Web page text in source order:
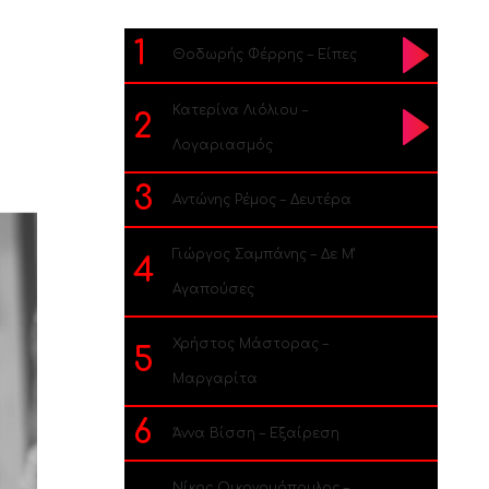
1 Θοδωρής Φέρρης – Είπες
2 Κατερίνα Λιόλιου –
Λογαριασμός
3 Αντώνης Ρέμος – Δευτέρα
4 Γιώργος Σαμπάνης – Δε Μ’
Αγαπούσες
5 Χρήστος Μάστορας –
Μαργαρίτα
6 Άννα Βίσση – Εξαίρεση